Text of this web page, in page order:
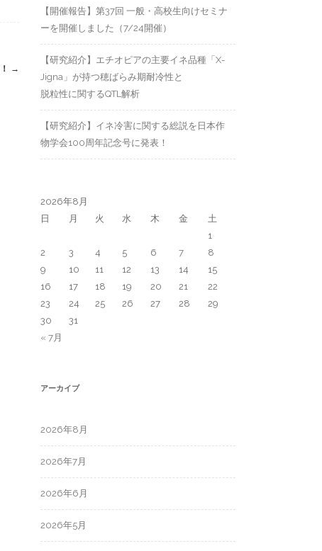
→
【開催報告】第37回 一般・高校生向けセミナ
ーを開催しました（7/24開催）
【研究紹介】エチオピアの主要イネ品種「X-
Jigna」が持つ穂ばらみ期耐冷性と
脱粒性に関するQTL解析
【研究紹介】イネ冷害に関する総説を日本作
物学会100周年記念号に発表！
2026年8月
日
月 火 水 木 金 土
« 7月
1
2
3 4 5 6 7
8
9
10 11 12 13 14
15
16
17 18 19 20 21
22
23
24 25 26 27 28
29
30
31
アーカイブ
2026年8月
2026年7月
2026年6月
2026年5月